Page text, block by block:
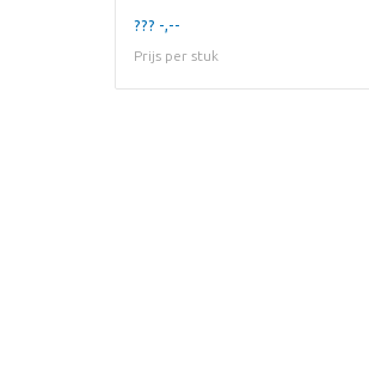
??? -,--
Prijs per stuk